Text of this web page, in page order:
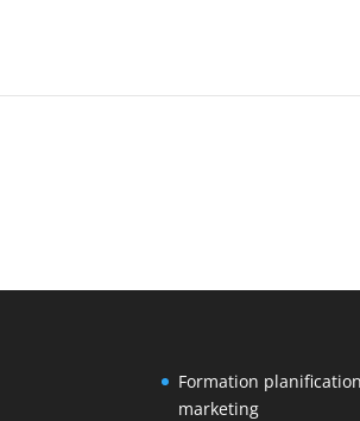
Formation planification
marketing